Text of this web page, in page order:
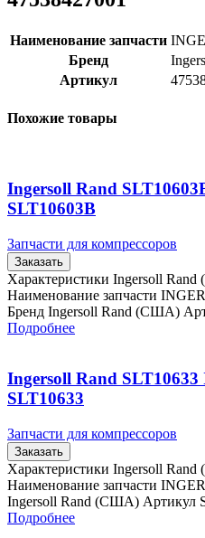
Наименование запчасти
Бренд
Артикул
Похожие товары
Ingersoll Rand
SLT10603B
Запчасти для компрессоров
Заказать
Характеристики Ingersoll
Наименование запчасти
Бренд Ingersoll Rand (США)
Подробнее
Ingersoll Rand
SLT10633
Запчасти для компрессоров
Заказать
Характеристики Ingersoll
Наименование запчасти
Ingersoll Rand (США) Артикул
Подробнее